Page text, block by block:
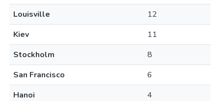
Louisville
12
Kiev
11
Stockholm
8
San Francisco
6
Hanoi
4